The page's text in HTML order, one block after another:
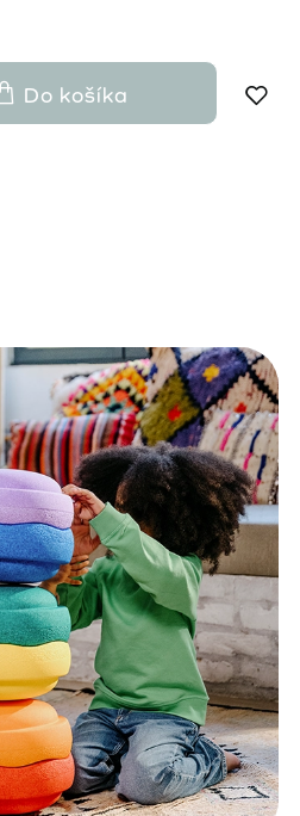
Do košíka